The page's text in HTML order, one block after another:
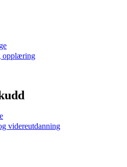
opplæring
videreutdanning